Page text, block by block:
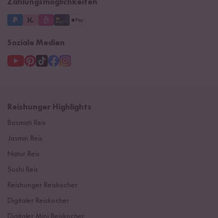
Zahlungsmöglichkeiten
Soziale Medien
Reishunger Highlights
Basmati Reis
Jasmin Reis
Natur Reis
Sushi Reis
Reishunger Reiskocher
Digitaler Reiskocher